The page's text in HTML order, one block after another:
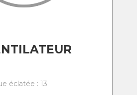
éclatée : 13